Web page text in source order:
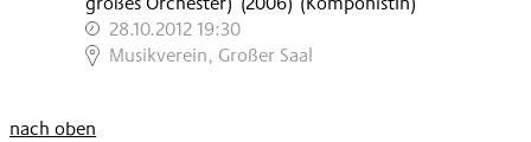
28.10.2012 19:30
,
Musikverein, Großer Saal
nach oben